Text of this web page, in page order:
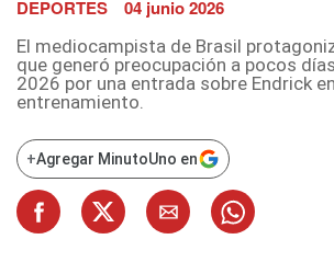
DEPORTES 04 junio 2026
El mediocampista de Brasil
que generó preocupación a pocos
2026 por una entrada sobre Endrick
entrenamiento.
+Agregar MinutoUno en